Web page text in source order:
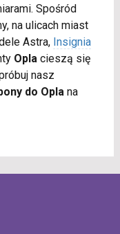
Spośród
na ulicach miast
Astra, Insignia
Oplacieszą się
nasz
do Oplana